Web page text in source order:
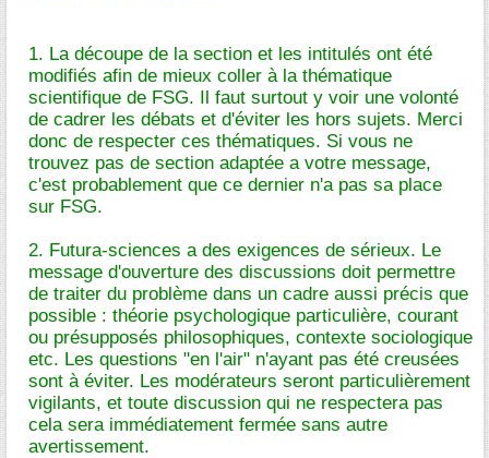
1. La découpe de la section et les intitulés ont été
modifiés afin de mieux coller à la thématique
scientifique de FSG. Il faut surtout y voir une volonté
de cadrer les débats et d'éviter les hors sujets. Merci
donc de respecter ces thématiques. Si vous ne
trouvez pas de section adaptée a votre message,
c'est probablement que ce dernier n'a pas sa place
sur FSG.
2. Futura-sciences a des exigences de sérieux. Le
message d'ouverture des discussions doit permettre
de traiter du problème dans un cadre aussi précis que
possible : théorie psychologique particulière, courant
ou présupposés philosophiques, contexte sociologique
etc. Les questions "en l'air" n'ayant pas été creusées
sont à éviter. Les modérateurs seront particulièrement
vigilants, et toute discussion qui ne respectera pas
cela sera immédiatement fermée sans autre
avertissement.